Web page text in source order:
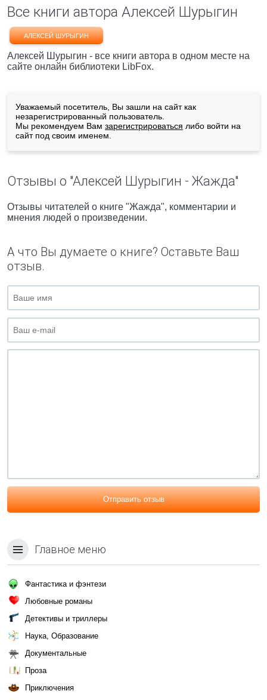
Все книги автора Алексей Шурыгин
АЛЕКСЕЙ ШУРЫГИН
Алексей Шурыгин - все книги автора в одном месте на
сайте онлайн библиотеки LibFox.
Уважаемый посетитель, Вы зашли на сайт как
незарегистрированный пользователь.
Мы рекомендуем Вам зарегистрироваться либо войти на
сайт под своим именем.
Отзывы о "Алексей Шурыгин - Жажда"
Отзывы читателей о книге "Жажда", комментарии и
мнения людей о произведении.
А что Вы думаете о книге? Оставьте Ваш
отзыв.
Отправить отзыв
Главное меню
Фантастика и фэнтези
Любовные романы
Детективы и триллеры
Наука, Образование
Документальные
Проза
Приключения